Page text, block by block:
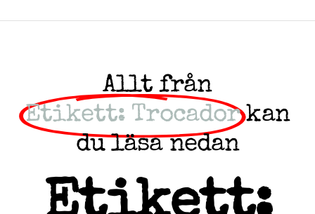
Allt från
Etikett: Trocador kan
du läsa nedan